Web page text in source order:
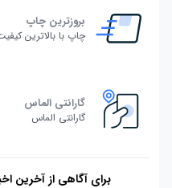
بروزترین چاپ
چاپ با بالاترین
گارانتی الماس
گارانتی الماس
برای آگاهی از آخرین